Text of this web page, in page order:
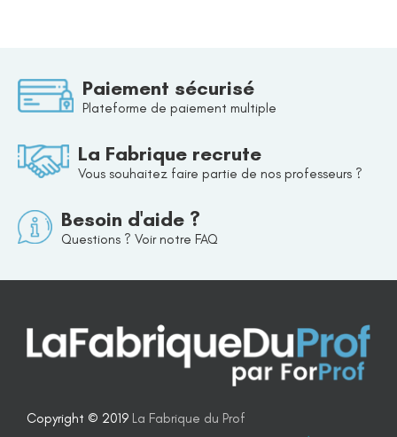
Paiement sécurisé
Plateforme de paiement multiple
La Fabrique recrute
Vous souhaitez faire partie de nos professeurs ?
Besoin d'aide ?
Questions ? Voir notre FAQ
Copyright © 2019 La Fabrique du Prof